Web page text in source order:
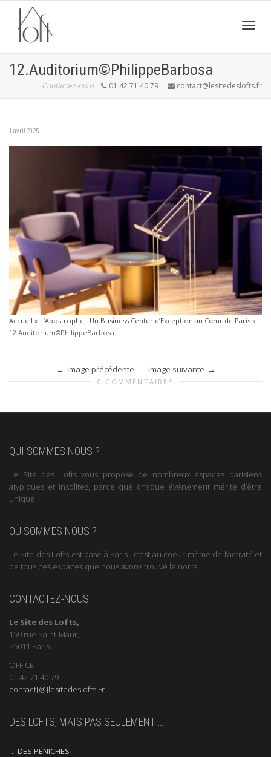
12.Auditorium©PhilippeBarbosa
Contactez-nous 01 42 71 40 79 contact@lesitedeslofts.fr
1 avril 2025
Accueil » L’Apostrophe : Un Business Center d’Exception au Cœur de Paris »
12.Auditorium©PhilippeBarbosa
Image précédente Image suivante
0 COMMENTAIRES
QUI SOMMES NOUS ?
Le Site des Lofts vous propose de nombreux espaces parisiens
atypiques et insolites, parce que chaque événement mérite d’être
unique.
OÙ SOMMES NOUS ?
Le Site des Lofts est basé à Paris : c’est au coeur même de l’activité et
de tous ces espaces que nous avons trouvé le notre.
CONTACTEZ-NOUS
Le Site des Lofts,
159 rue Saint-Maur,
75011 Paris
OFFICE
01.42.71.40.79
contact[@]lesitedeslofts.Fr
DES LOFTS, MAIS PAS SEULEMENT …
… DES PÉNICHES